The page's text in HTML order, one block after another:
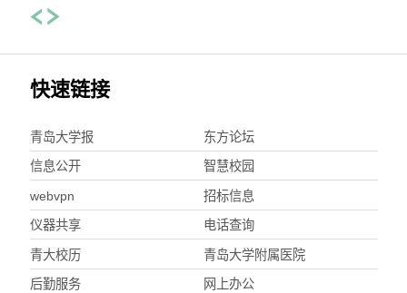
快速链接
青岛大学报 东方论坛
信息公开 智慧校园
webvpn 招标信息
仪器共享 电话查询
青大校历 青岛大学附属医院
后勤服务 网上办公